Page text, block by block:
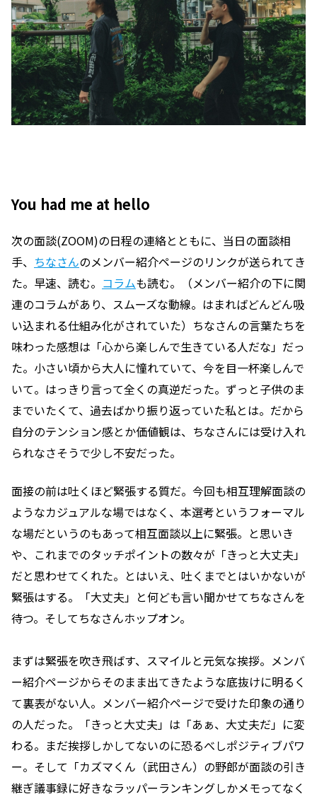
You had me at hello
次の面談(ZOOM)の日程の連絡とともに、当日の面談相
手、 ちなさんのメンバー紹介ページのリンクが送られてき
た。早速、読む。 コラムも読む。（メンバー紹介の下に関
連のコラムがあり、スムーズな動線。はまればどんどん吸
い込まれる仕組み化がされていた）ちなさんの言葉たちを
味わった感想は「心から楽しんで生きている人だな」だっ
た。小さい頃から大人に憧れていて、今を目一杯楽しんで
いて。はっきり言って全くの真逆だった。ずっと子供のま
までいたくて、過去ばかり振り返っていた私とは。だから
自分のテンション感とか価値観は、ちなさんには受け入れ
られなさそうで少し不安だった。
面接の前は吐くほど緊張する質だ。今回も相互理解面談の
ようなカジュアルな場ではなく、本選考というフォーマル
な場だというのもあって相互面談以上に緊張。と思いき
や、これまでのタッチポイントの数々が「きっと大丈夫」
だと思わせてくれた。とはいえ、吐くまでとはいかないが
緊張はする。「大丈夫」と何ども言い聞かせてちなさんを
待つ。そしてちなさんホップオン。
まずは緊張を吹き飛ばす、スマイルと元気な挨拶。メンバ
ー紹介ページからそのまま出てきたような底抜けに明るく
て裏表がない人。メンバー紹介ページで受けた印象の通り
の人だった。「きっと大丈夫」は「あぁ、大丈夫だ」に変
わる。まだ挨拶しかしてないのに恐るべしポジティブパワ
ー。そして「カズマくん（武田さん）の野郎が面談の引き
継ぎ議事録に好きなラッパーランキングしかメモってなく